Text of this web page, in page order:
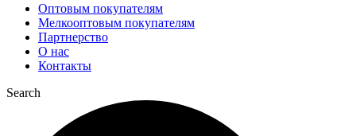
Оптовым покупателям
Мелкооптовым покупателям
Партнерство
О нас
Контакты
Search